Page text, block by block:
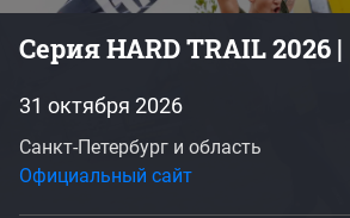
Серия HARD TRAIL 2026 |
31 октября 2026
Санкт-Петербург и область
Официальный сайт